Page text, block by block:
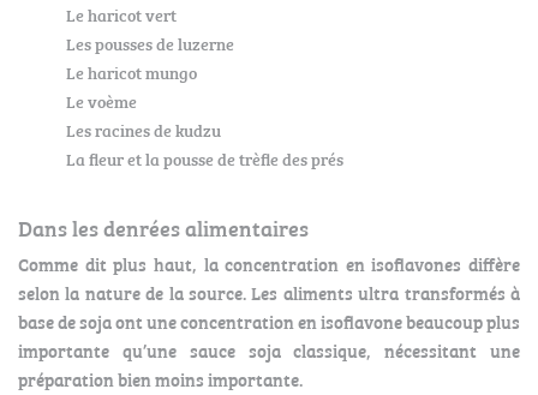
Le haricot vert
Les pousses de luzerne
Le haricot mungo
Le voème
Les racines de kudzu
La fleur et la pousse de trèfle des prés
Dans les denrées alimentaires
Comme dit plus haut, la concentration en isoflavones diffère
selon la nature de la source. Les aliments ultra transformés à
base de soja ont une concentration en isoflavone beaucoup plus
importante qu’une sauce soja classique, nécessitant une
préparation bien moins importante.